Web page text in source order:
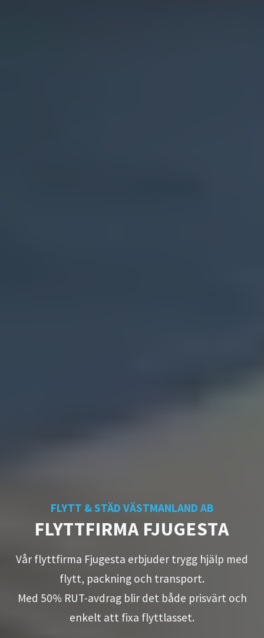
FLYTT & STÄD VÄSTMANLAND AB
FLYTTFIRMA FJUGESTA
Vår flyttfirma Fjugesta erbjuder trygg hjälp med
flytt, packning och transport.
Med 50% RUT-avdrag blir det både prisvärt och
enkelt att fixa flyttlasset.